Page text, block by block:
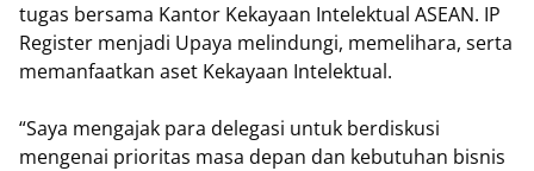
tugas bersama Kantor Kekayaan Intelektual ASEAN. IP
Register menjadi Upaya melindungi, memelihara, serta
memanfaatkan aset Kekayaan Intelektual.
“Saya mengajak para delegasi untuk berdiskusi
mengenai prioritas masa depan dan kebutuhan bisnis